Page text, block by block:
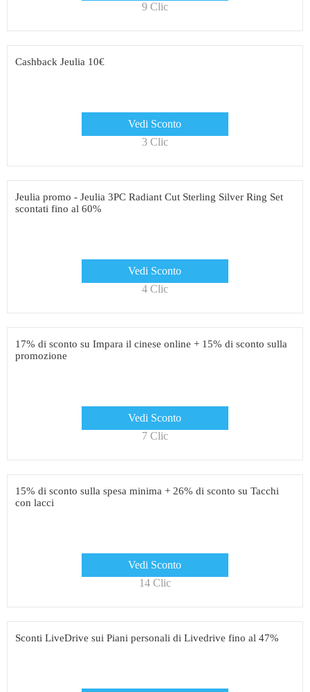
9 Clic
Cashback Jeulia 10€
Vedi Sconto
3 Clic
Jeulia promo - Jeulia 3PC Radiant Cut Sterling Silver Ring Set
scontati fino al 60%
Vedi Sconto
4 Clic
17% di sconto su Impara il cinese online + 15% di sconto sulla
promozione
Vedi Sconto
7 Clic
15% di sconto sulla spesa minima + 26% di sconto su Tacchi
con lacci
Vedi Sconto
14 Clic
Sconti LiveDrive sui Piani personali di Livedrive fino al 47%